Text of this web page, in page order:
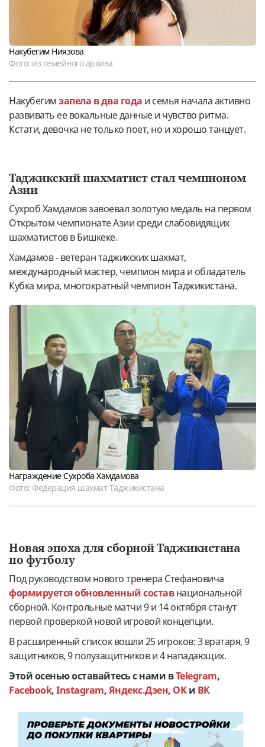
Накубегим Ниязова
Фото: из семейного архива
Накубегимзапела в два года и семья начала активно
развивать ее вокальные данные и чувство ритма.
Кстати, девочка не только поет, но и хорошо танцует.
Таджикский шахматист стал чемпионом
Азии
Сухроб Хамдамов завоевал золотую медаль на первом
Открытом чемпионате Азии среди слабовидящих
шахматистов в Бишкеке.
Хамдамов - ветеран таджикских шахмат,
международный мастер, чемпион мира и обладатель
Кубка мира, многократный чемпион Таджикистана.
Награждение Сухроба Хамдамова
Фото: Федерация шахмат Таджикистана
Новая эпоха для сборной Таджикистана
по футболу
Под руководством нового тренера Стефановича
формируется обновленный составнациональной
сборной. Контрольные матчи 9 и 14 октября станут
первой проверкой новой игровой концепции.
В расширенный список вошли 25 игроков: 3 вратаря, 9
защитников, 9 полузащитников и 4 нападающих.
Этой осенью оставайтесь с нами вTelegram,
Facebook,Instagram,Яндекс.Дзен, OKи ВК